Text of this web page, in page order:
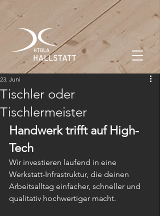
Tischler oder
Tischlermeister
23. Juni
Handwerk trifft auf High-
Tech
Wir investieren laufend in eine
Werkstatt-Infrastruktur, die deinen
Arbeitsalltag einfacher, schneller und
qualitativ hochwertiger macht.